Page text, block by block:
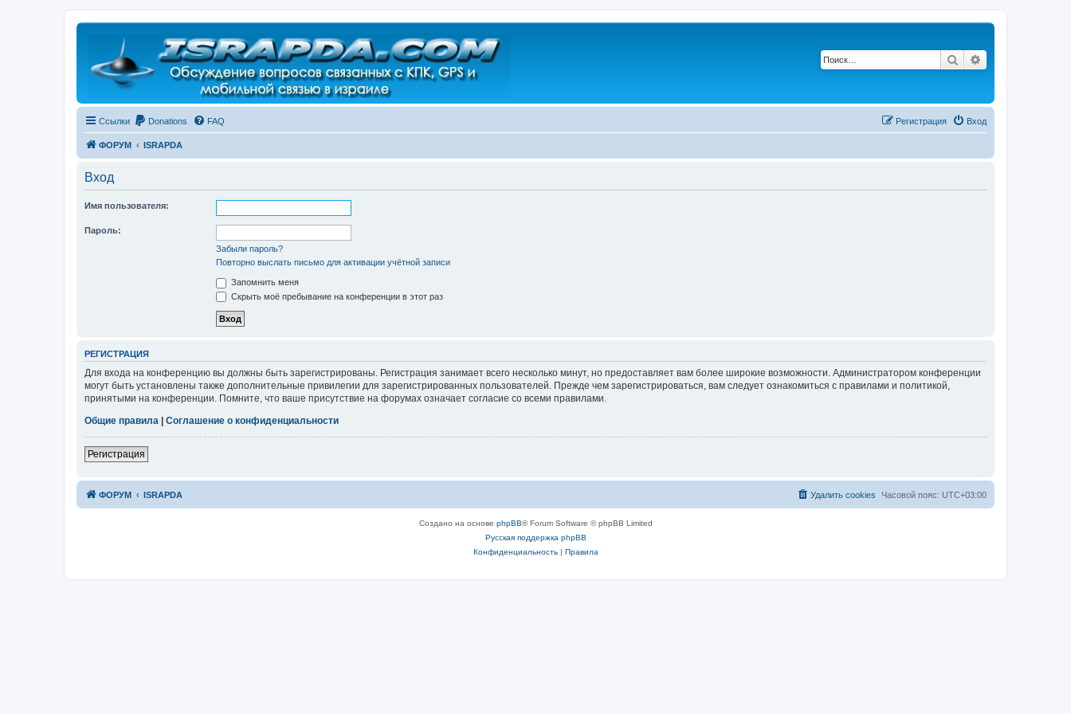
Регистрация
Поиск
Ссылки Donations FAQ Вход
Регистрация
ФОРУМ ISRAPDA
Вход
Имя пользователя:
Пароль:
Забыли пароль?
Повторно выслать письмо для активации учётной записи
Запомнить меня
Скрыть моё пребывание на конференции в этот раз
РЕГИСТРАЦИЯ
Для входа на конференцию вы должны быть зарегистрированы. Регистрация занимает всего несколько минут, но предоставляет вам более широкие возможности. Администратором конференции
могут быть установлены также дополнительные привилегии для зарегистрированных пользователей. Прежде чем зарегистрироваться, вам следует ознакомиться с правилами и политикой,
принятыми на конференции. Помните, что ваше присутствие на форумах означает согласие со всеми правилами.
Общие правила | Соглашение о конфиденциальности
Регистрация
ФОРУМ ISRAPDA Часовой пояс: UTC+03:00
Удалить cookies
Создано на основе phpBB® Forum Software © phpBB Limited
Русская поддержка phpBB
Конфиденциальность| Правила